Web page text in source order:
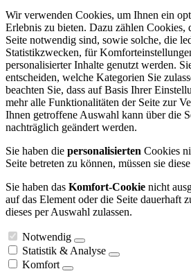
Wir verwenden Cookies, um Ihnen ein
Erlebnis zu bieten. Dazu zählen Cookies,
Seite notwendig sind, sowie solche, die
Statistikzwecken, für
personalisierter Inhalte genutzt werden.
entscheiden, welche Kategorien Sie
beachten Sie, dass auf Basis Ihrer
mehr alle Funktionalitäten der Seite zur
Ihnen getroffene Auswahl kann über die
nachträglich geändert werden.
Sie haben die personalisierten Cookies
Seite betreten zu können, müssen sie
Sie haben das Komfort-Cookie nicht
auf das Element oder die Seite dauerhaft
dieses per Auswahl zulassen.
Notwendig
Statistik & Analyse
Komfort